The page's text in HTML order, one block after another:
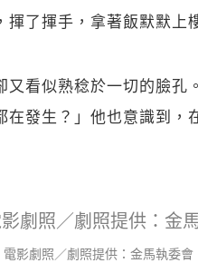
了揮手，拿著飯默默上
看似熟稔於一切的臉孔
發生？」他也意識到，
電影劇照／劇照提供：金馬執委會